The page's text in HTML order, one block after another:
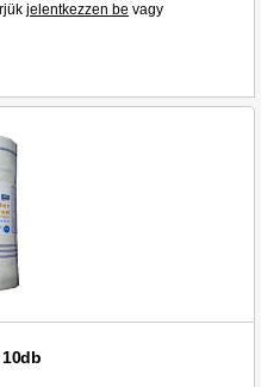
jelentkezzen be vagy